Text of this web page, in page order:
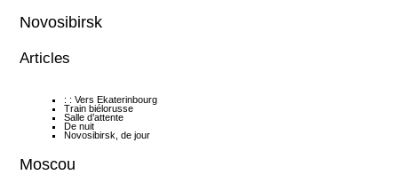
Novosibirsk
Articles
: : Vers Ekaterinbourg
Train biélorusse
Salle d’attente
De nuit
Novosibirsk, de jour
Moscou